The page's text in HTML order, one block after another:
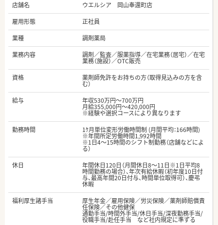
店舗名
ウエルシア 岡山奉還町店
雇用形態
正社員
業種
調剤薬局
業務内容
調剤／監査／服薬指導／在宅業務（居宅）／在宅
業務（施設）／OTC販売
資格
薬剤師免許をお持ちの方（取得見込みの方を含
む）
給与
年収530万円～700万円
月給355,000円～420,000円
※経験や選択コースにより異なります
勤務時間
1ｹ月単位変形労働時間制 (月間平均：166時間)
※年間所定労働時間1,992時間
※1日4～15時間のシフト制勤務（店舗などによ
る）
休日
年間休日120日（月間休日8～11日※1日平均8
時間勤務の場合）、年次有給休暇（初年度10日付
与、最高年間20日付与、時間単位取得可）、慶弔
休暇
福利厚生諸手当
厚生年金／雇用保険／労災保険／薬剤師賠償責
任保険／その他健保
通勤手当/時間外手当/休日手当/深夜勤務手当/
役職手当/赴任手当 など社内規定に準ずる